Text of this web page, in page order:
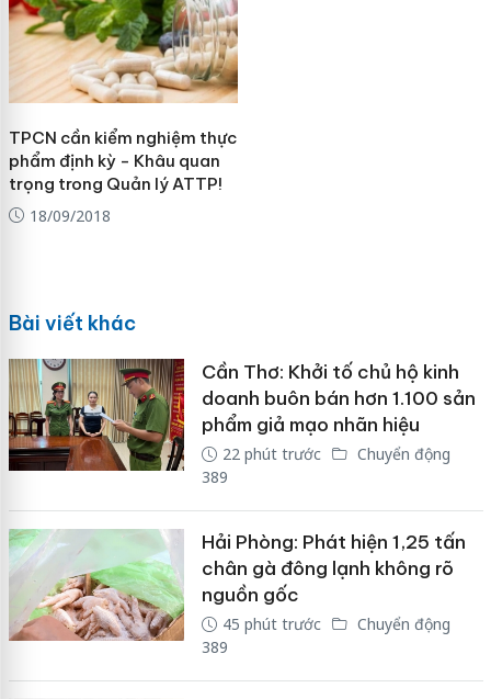
TPCN cần kiểm nghiệm thực
phẩm định kỳ - Khâu quan
trọng trong Quản lý ATTP!
18/09/2018
Bài viết khác
Cần Thơ: Khởi tố chủ hộ kinh
doanh buôn bán hơn 1.100 sản
phẩm giả mạo nhãn hiệu
22 phút trước
Chuyển động
389
Hải Phòng: Phát hiện 1,25 tấn
chân gà đông lạnh không rõ
nguồn gốc
45 phút trước
Chuyển động
389